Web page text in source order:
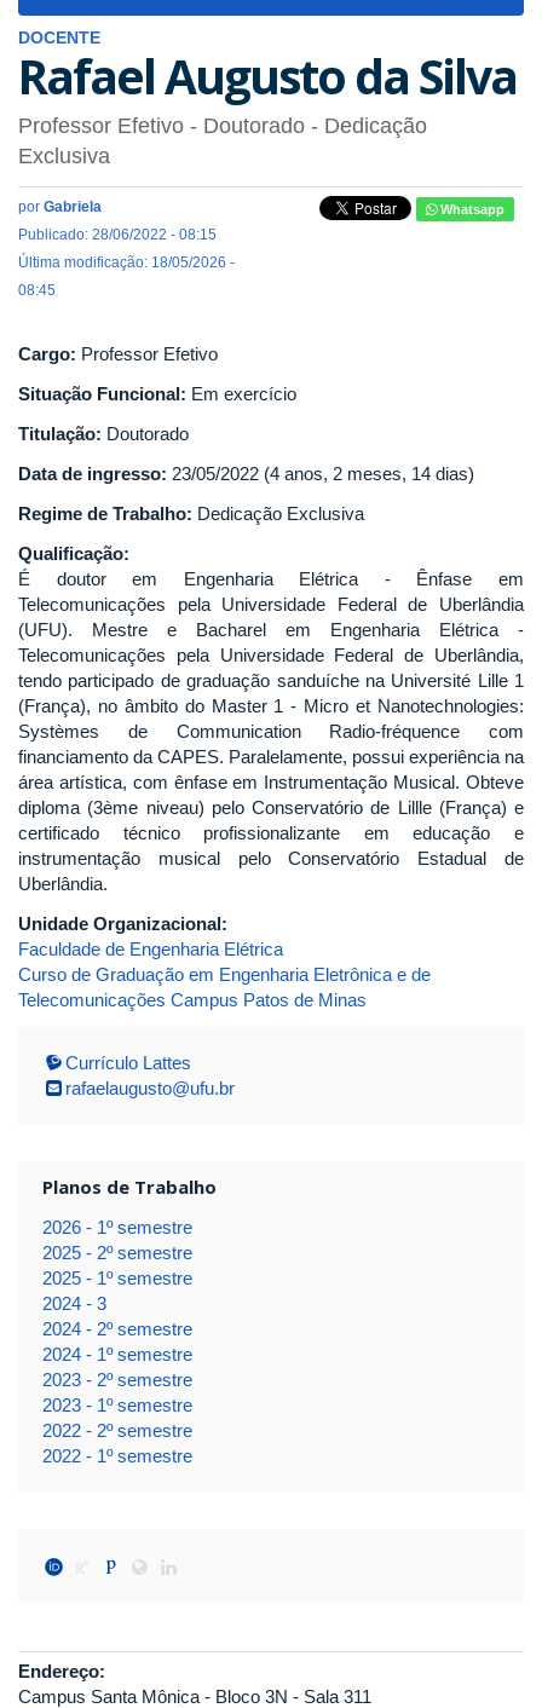
DOCENTE
Rafael Augusto da Silva
Professor Efetivo - Doutorado - Dedicação
Exclusiva
por Gabriela
Publicado: 28/06/2022 - 08:15
Última modificação: 18/05/2026 -
08:45
Whatsapp
Cargo: Professor Efetivo
Situação Funcional: Em exercício
Titulação: Doutorado
Data de ingresso: 23/05/2022 (4 anos, 2 meses, 14 dias)
Regime de Trabalho: Dedicação Exclusiva
Qualificação:
É doutor em Engenharia Elétrica - Ênfase em
Telecomunicações pela Universidade Federal de Uberlândia
(UFU). Mestre e Bacharel em Engenharia Elétrica -
Telecomunicações pela Universidade Federal de Uberlândia,
tendo participado de graduação sanduíche na Université Lille 1
(França), no âmbito do Master 1 - Micro et Nanotechnologies:
Systèmes de Communication Radio-fréquence com
financiamento da CAPES. Paralelamente, possui experiência na
área artística, com ênfase em Instrumentação Musical. Obteve
diploma (3ème niveau) pelo Conservatório de Lillle (França) e
certificado técnico profissionalizante em educação e
instrumentação musical pelo Conservatório Estadual de
Uberlândia.
Unidade Organizacional:
Faculdade de Engenharia Elétrica
Curso de Graduação em Engenharia Eletrônica e de
Telecomunicações Campus Patos de Minas
Currículo Lattes
rafaelaugusto@ufu.br
Planos de Trabalho
2026 - 1º semestre
2025 - 2º semestre
2025 - 1º semestre
2024 - 3
2024 - 2º semestre
2024 - 1º semestre
2023 - 2º semestre
2023 - 1º semestre
2022 - 2º semestre
2022 - 1º semestre
Endereço:
Campus Santa Mônica - Bloco 3N - Sala 311